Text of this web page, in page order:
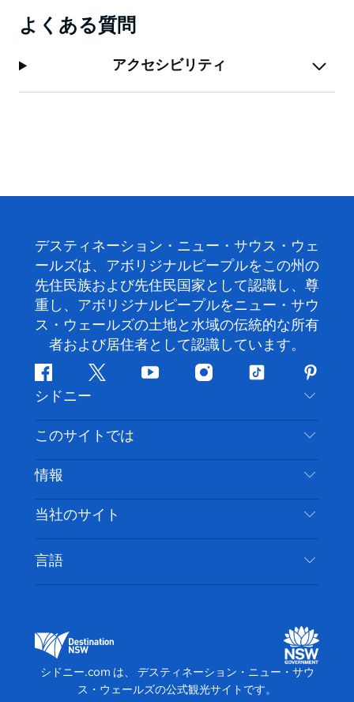
よくある質問
アクセシビリティ
デスティネーション・ニュー・サウス・ウェ
ールズは、アボリジナルピープルをこの州の
先住民族および先住民国家として認識し、尊
重し、アボリジナルピープルをニュー・サウ
ス・ウェールズの土地と水域の伝統的な所有
者および居住者として認識しています。
フ
ェ
イ
ス
ブ
ッ
ク
ツ
ッ
タ
ー
ユ
チ
ー
イ
ス
グ
ム
テ
ッ
ト
ク
ピ
ン
タ
レ
ス
ト
シドニー
お問い合わせ
免責事項
クッキーに関する通知
このサイトでは
目的地
やるべきこと
イベント
宿泊施設
情報
旅行情報
アクセシブルシドニー
ビジネスを登録する
当社のサイト
デスティネーション・ニュー・サウス・ウェール
ズメディアセンター
言語
シドニー.com は、 デスティネーション・ニュー・サウ
ス・ウェールズの公式観光サイトです。